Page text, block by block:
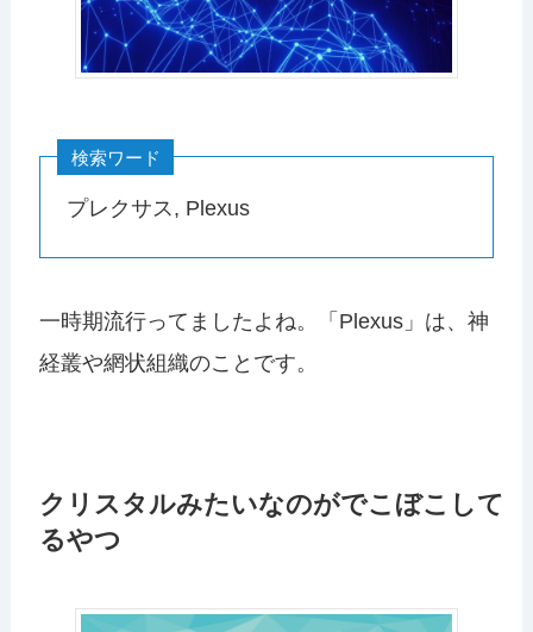
検索ワード
プレクサス, Plexus
一時期流行ってましたよね。「Plexus」は、神
経叢や網状組織のことです。
クリスタルみたいなのがでこぼこして
るやつ